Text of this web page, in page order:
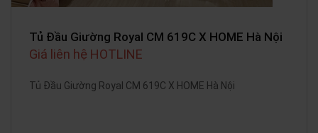
Tủ Đầu Giường Royal CM 619C X HOME Hà Nội
Giá liên hệ HOTLINE
Tủ Đầu Giường Royal CM 619C X HOME Hà Nội